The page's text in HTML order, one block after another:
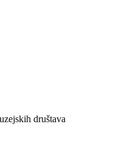
društava